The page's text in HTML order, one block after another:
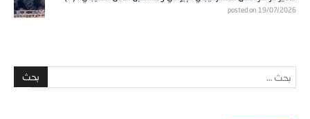
posted on 19/07/2026